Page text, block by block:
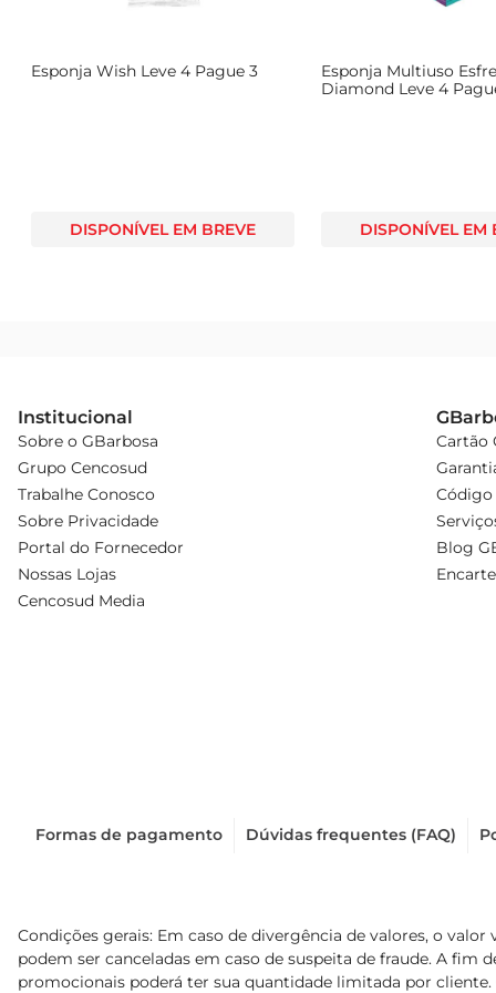
Esponja Wish Leve 4 Pague 3
DISPONÍVEL EM BREVE
Esponja Multiuso
Diamond Leve 4
DISPONÍVEL EM
Institucional
Sobre o GBarbosa
Grupo Cencosud
Trabalhe Conosco
Sobre Privacidade
Portal do Fornecedor
Nossas Lojas
Cencosud Media
Cartão
Código
Blog
Formas de pagamento Dúvidas frequentes (FAQ)
Condições gerais: Em caso de divergência de valores, o
podem ser canceladas em caso de suspeita de fraude. A
promocionais poderá ter sua quantidade limitada por